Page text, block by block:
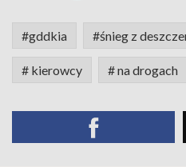
#gddkia #śnieg z
# kierowcy # na drogach